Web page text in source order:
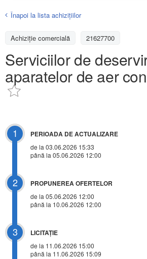
Înapoi la lista achiziţiilor
Achizițiе comercială 21627700
Serviciilor de
aparatelor de aer
1 PERIOADA DE ACTUALIZARE
de la 03.06.2026 15:33
până la 05.06.2026 12:00
2 PROPUNEREA OFERTELOR
de la 05.06.2026 12:00
până la 10.06.2026 12:00
3 LICITAŢIE
de la 11.06.2026 15:00
până la 11.06.2026 15:09